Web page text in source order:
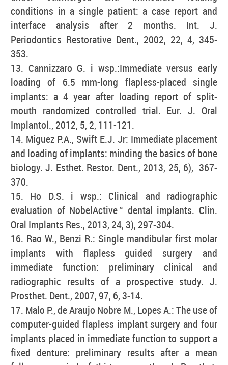
conditions in a single patient: a case report and
interface analysis after 2 months. Int. J.
Periodontics Restorative Dent., 2002, 22, 4, 345-
353.
13. Cannizzaro G. i wsp.:Immediate versus early
loading of 6.5 mm-long flapless-placed single
implants: a 4 year after loading report of split-
mouth randomized controlled trial. Eur. J. Oral
Implantol., 2012, 5, 2, 111-121.
14. Miguez P.A., Swift E.J. Jr: Immediate placement
and loading of implants: minding the basics of bone
biology. J. Esthet. Restor. Dent., 2013, 25, 6), 367-
370.
15. Ho D.S. i wsp.: Clinical and radiographic
evaluation of NobelActive™ dental implants. Clin.
Oral Implants Res., 2013, 24, 3), 297-304.
16. Rao W., Benzi R.: Single mandibular first molar
implants with flapless guided surgery and
immediate function: preliminary clinical and
radiographic results of a prospective study. J.
Prosthet. Dent., 2007, 97, 6, 3-14.
17. Malo P., de Araujo Nobre M., Lopes A.: The use of
computer-guided flapless implant surgery and four
implants placed in immediate function to support a
fixed denture: preliminary results after a mean